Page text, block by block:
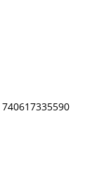
740617335590